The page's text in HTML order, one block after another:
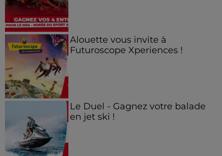
Alouette vous invite à
Futuroscope Xperiences !
Le Duel - Gagnez votre balade
en jet ski !